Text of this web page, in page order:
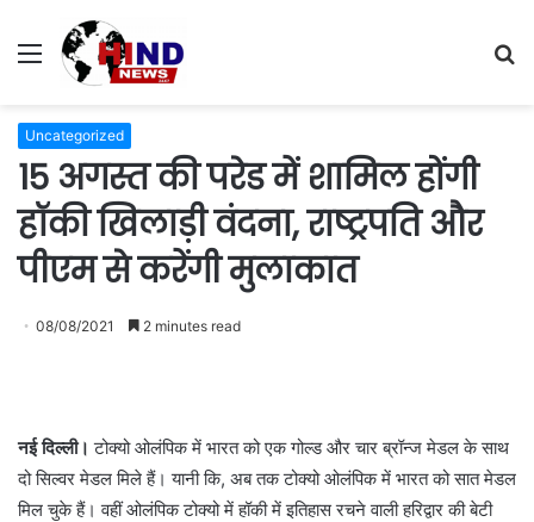
Menu
Uncategorized
15 अगस्त की परेड में शामिल होंगी
हॉकी खिलाड़ी वंदना, राष्ट्रपति और
पीएम से करेंगी मुलाकात
08/08/2021 2 minutes read
नई दिल्ली।टोक्यो ओलंपिक में भारत को एक गोल्ड और चार ब्रॉन्ज मेडल के साथ
दो सिल्वर मेडल मिले हैं। यानी कि, अब तक टोक्यो ओलंपिक में भारत को सात मेडल
मिल चुके हैं। वहीं ओलंपिक टोक्यो में हॉकी में इतिहास रचने वाली हरिद्वार की बेटी